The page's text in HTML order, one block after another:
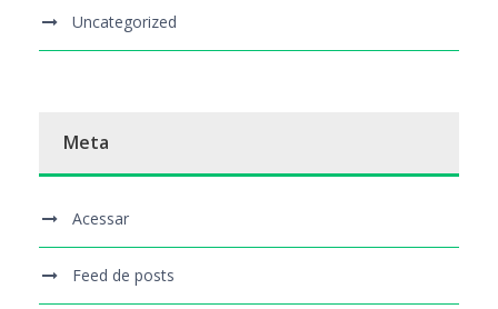
Uncategorized
Meta
Acessar
Feed de posts